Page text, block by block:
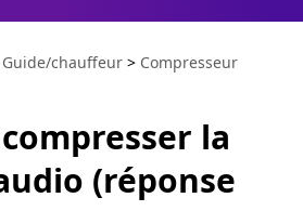
Guide/chauffeur > Compresseur
la
(réponse